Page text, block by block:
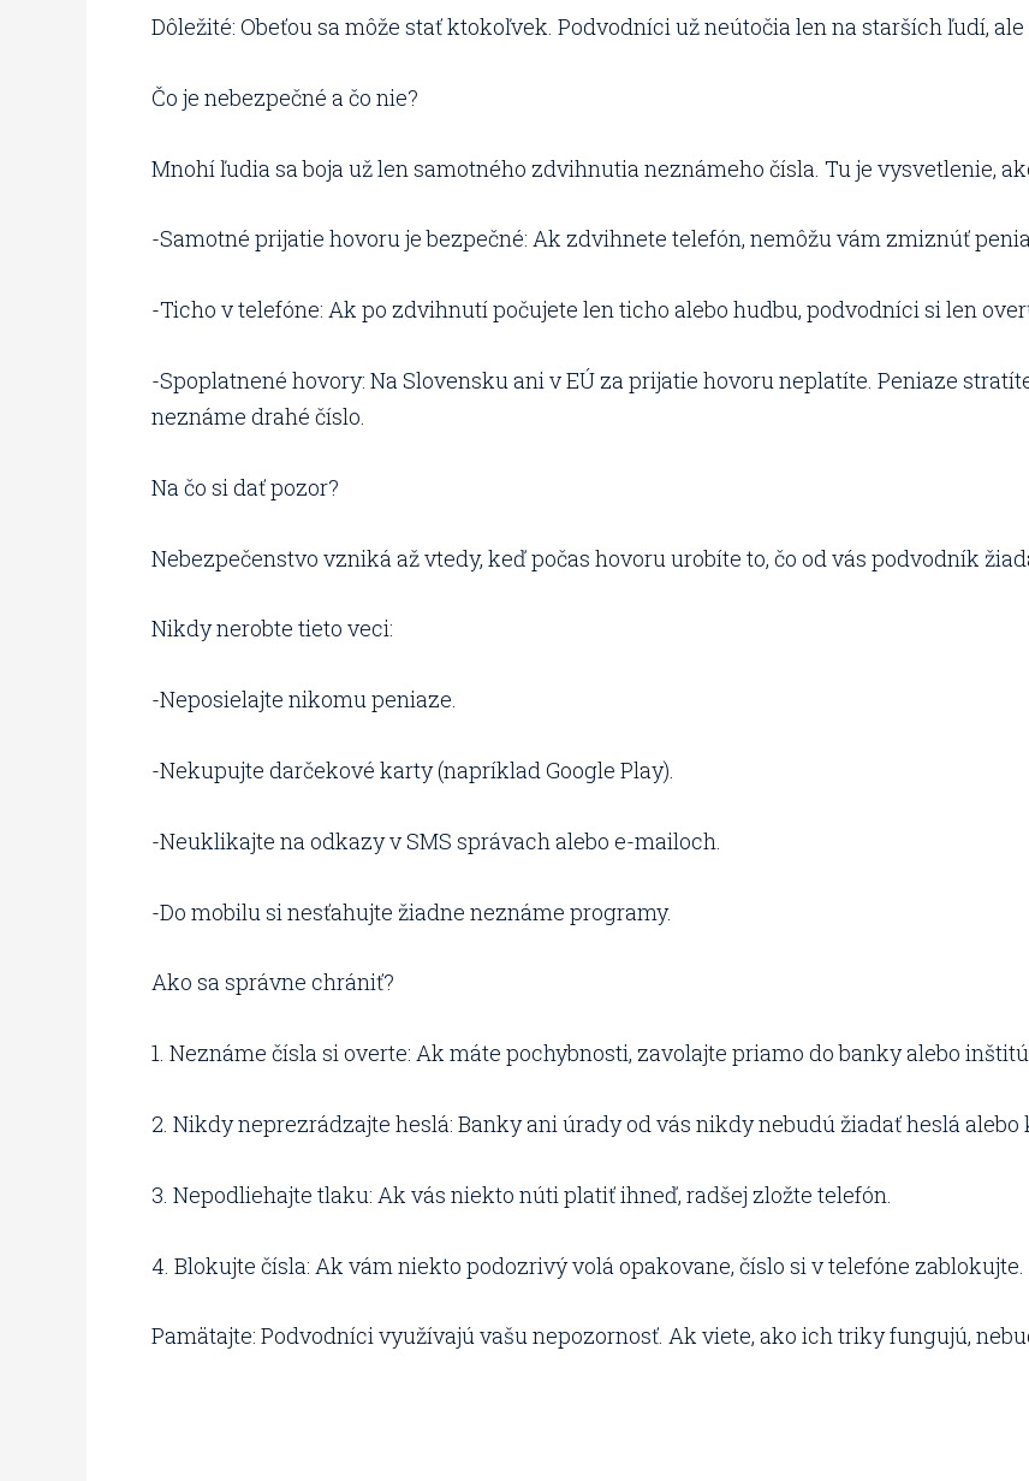
Dôležité: Obeťou sa môže stať ktokoľvek. Podvodníci už neútočia len na starších ľudí,
Čo je nebezpečné a čo nie?
Mnohí ľudia sa boja už len samotného zdvihnutia neznámeho čísla. Tu je vysvetlenie,
-Samotné prijatie hovoru je bezpečné: Ak zdvihnete telefón, nemôžu vám zmiznúť
-Ticho v telefóne: Ak po zdvihnutí počujete len ticho alebo hudbu, podvodníci si len
-Spoplatnené hovory: Na Slovensku ani v EÚ za prijatie hovoru neplatíte. Peniaze
neznáme drahé číslo.
Na čo si dať pozor?
Nebezpečenstvo vzniká až vtedy, keď počas hovoru urobíte to, čo od vás podvodník
Nikdy nerobte tieto veci:
-Neposielajte nikomu peniaze.
-Nekupujte darčekové karty (napríklad Google Play).
-Neuklikajte na odkazy v SMS správach alebo e-mailoch.
-Do mobilu si nesťahujte žiadne neznáme programy.
Ako sa správne chrániť?
1. Neznáme čísla si overte: Ak máte pochybnosti, zavolajte priamo do banky alebo
2. Nikdy neprezrádzajte heslá: Banky ani úrady od vás nikdy nebudú žiadať heslá alebo
3. Nepodliehajte tlaku: Ak vás niekto núti platiť ihneď, radšej zložte telefón.
4. Blokujte čísla: Ak vám niekto podozrivý volá opakovane, číslo si v telefóne zablokujte.
Pamätajte: Podvodníci využívajú vašu nepozornosť. Ak viete, ako ich triky fungujú,